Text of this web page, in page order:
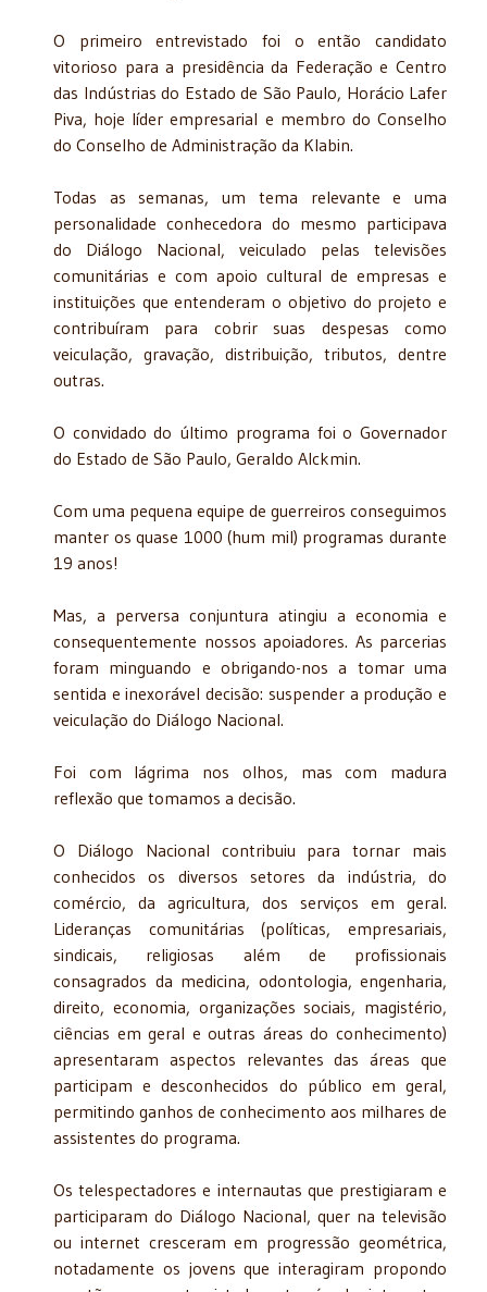
O primeiro entrevistado foi o então candidato
vitorioso para a presidência da Federação e Centro
das Indústrias do Estado de São Paulo, Horácio Lafer
Piva, hoje líder empresarial e membro do Conselho
do Conselho de Administração da Klabin.
Todas as semanas, um tema relevante e uma
personalidade conhecedora do mesmo participava
do Diálogo Nacional, veiculado pelas televisões
comunitárias e com apoio cultural de empresas e
instituições que entenderam o objetivo do projeto e
contribuíram para cobrir suas despesas como
veiculação, gravação, distribuição, tributos, dentre
outras.
O convidado do último programa foi o Governador
do Estado de São Paulo, Geraldo Alckmin.
Com uma pequena equipe de guerreiros conseguimos
manter os quase 1000 (hum mil) programas durante
19 anos!
Mas, a perversa conjuntura atingiu a economia e
consequentemente nossos apoiadores. As parcerias
foram minguando e obrigando-nos a tomar uma
sentida e inexorável decisão: suspender a produção e
veiculação do Diálogo Nacional.
Foi com lágrima nos olhos, mas com madura
reflexão que tomamos a decisão.
O Diálogo Nacional contribuiu para tornar mais
conhecidos os diversos setores da indústria, do
comércio, da agricultura, dos serviços em geral.
Lideranças comunitárias (políticas, empresariais,
sindicais, religiosas além de profissionais
consagrados da medicina, odontologia, engenharia,
direito, economia, organizações sociais, magistério,
ciências em geral e outras áreas do conhecimento)
apresentaram aspectos relevantes das áreas que
participam e desconhecidos do público em geral,
permitindo ganhos de conhecimento aos milhares de
assistentes do programa.
Os telespectadores e internautas que prestigiaram e
participaram do Diálogo Nacional, quer na televisão
ou internet cresceram em progressão geométrica,
notadamente os jovens que interagiram propondo